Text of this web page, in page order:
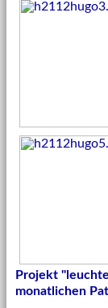
Projekt
monatlichen